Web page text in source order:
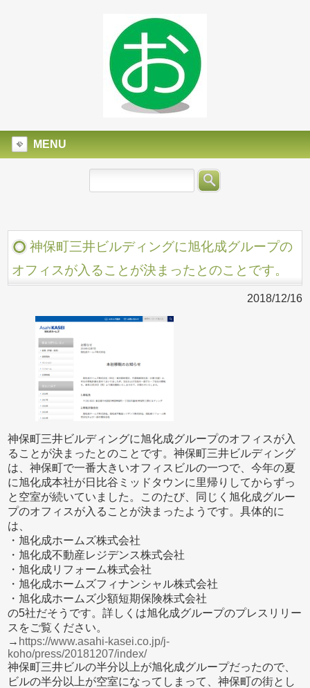
MENU
神保町三井ビルディングに旭化成グループの
オフィスが入ることが決まったとのことです。
2018/12/16
神保町三井ビルディングに旭化成グループのオフィスが入
ることが決まったとのことです。神保町三井ビルディング
は、神保町で一番大きいオフィスビルの一つで、今年の夏
に旭化成本社が日比谷ミッドタウンに里帰りしてからずっ
と空室が続いていました。このたび、同じく旭化成グルー
プのオフィスが入ることが決まったようです。具体的に
は、
・旭化成ホームズ株式会社
・旭化成不動産レジデンス株式会社
・旭化成リフォーム株式会社
・旭化成ホームズフィナンシャル株式会社
・旭化成ホームズ少額短期保険株式会社
の5社だそうです。詳しくは旭化成グループのプレスリリー
スをご覧ください。
→ https://www.asahi-kasei.co.jp/j-
koho/press/20181207/index/
神保町三井ビルの半分以上が旭化成グループだったので、
ビルの半分以上が空室になってしまって、神保町の街とし